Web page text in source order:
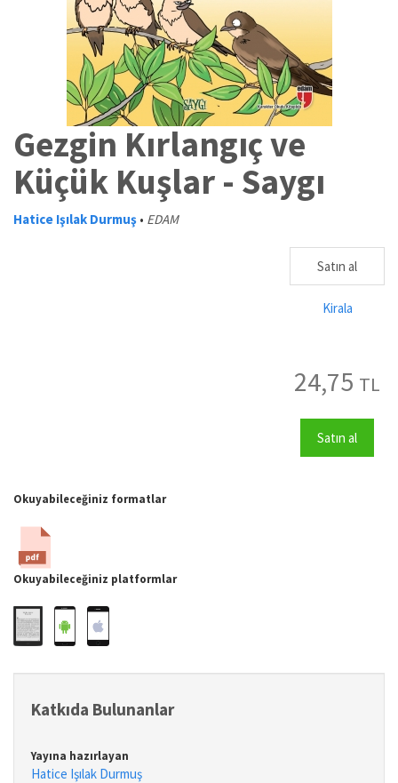
Gezgin Kırlangıç ve
Küçük Kuşlar - Saygı
Hatice Işılak Durmuş • EDAM
Satın al
Kirala
24,75 TL
Satın al
Okuyabileceğiniz formatlar
Okuyabileceğiniz platformlar
Katkıda Bulunanlar
Yayına hazırlayan
Hatice Işılak Durmuş